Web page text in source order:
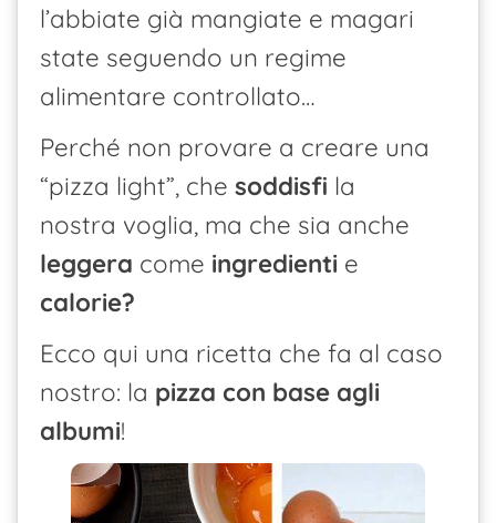
l’abbiate già mangiate e magari
state seguendo un regime
alimentare controllato…
Perché non provare a creare una
“pizza light”, che soddisfi la
nostra voglia, ma che sia anche
leggera come ingredienti e
calorie?
Ecco qui una ricetta che fa al caso
nostro: la pizza con base agli
albumi!